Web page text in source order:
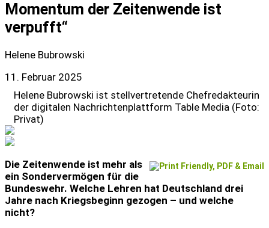
Momentum der Zeitenwende ist
verpufft“
Helene Bubrowski
11. Februar 2025
Helene Bubrowski ist stellvertretende Chefredakteurin
der digitalen Nachrichtenplattform Table Media (Foto:
Privat)
Die Zeitenwende ist mehr als
ein Sondervermögen für die
Bundeswehr. Welche Lehren hat Deutschland drei
Jahre nach Kriegsbeginn gezogen – und welche
nicht?